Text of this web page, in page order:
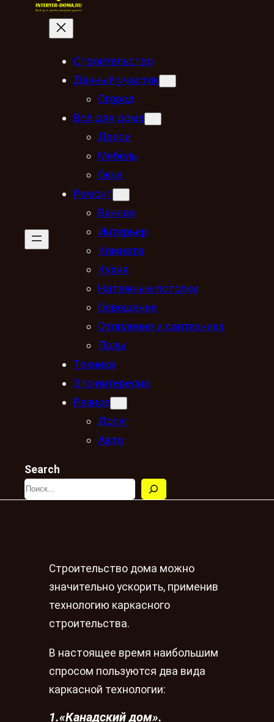
Строительство
Дачный участок
Огород
Всё для дома
Двери
Мебель
Окна
Ремонт
Ванная
Интерьер
Комната
Кухня
Натяжные потолки
Освещение
Отопление и сантехника
Полы
Техника
Это интересно
Разное
Досуг
Авто
Search
Строительство дома можно
значительно ускорить, применив
технологию каркасного
строительства.
В настоящее время наибольшим
спросом пользуются два вида
каркасной технологии:
1.«Канадский дом».